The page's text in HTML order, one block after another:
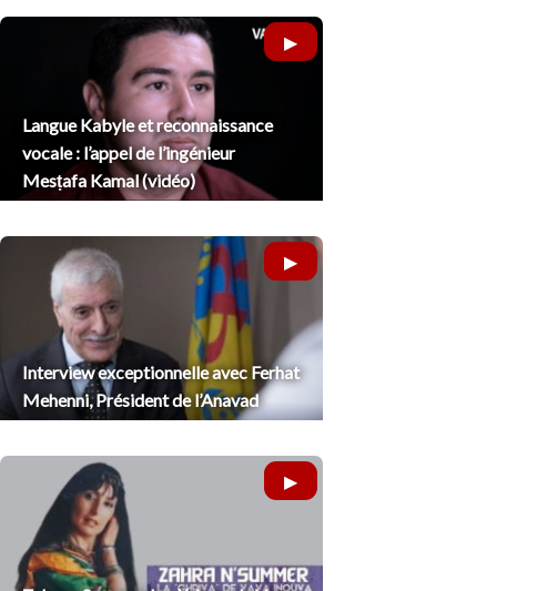
Langue Kabyle et reconnaissance
vocale : l’appel de l’ingénieur
Mesṭafa Kamal (vidéo)
Interview exceptionnelle avec Ferhat
Mehenni, Président de l’Anavad